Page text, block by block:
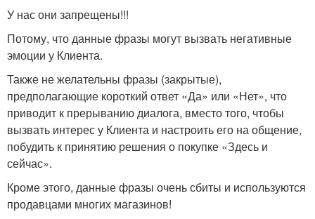
У нас они запрещены!!!
Потому, что данные фразы могут вызвать негативные
эмоции у Клиента.
Также не желательны фразы (закрытые),
предполагающие короткий ответ «Да» или «Нет», что
приводит к прерыванию диалога, вместо того, чтобы
вызвать интерес у Клиента и настроить его на общение,
побудить к принятию решения о покупке «Здесь и
сейчас».
Кроме этого, данные фразы очень сбиты и используются
продавцами многих магазинов!